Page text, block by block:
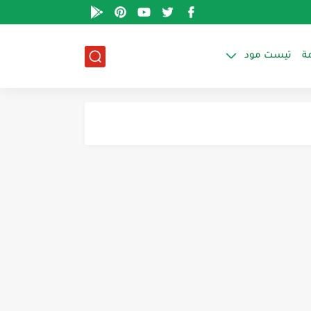
تيست مود